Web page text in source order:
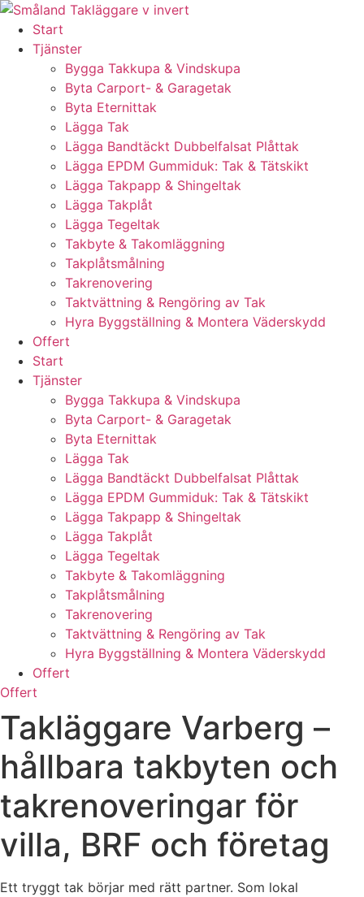
Skip
content
Start
Tjänster
Bygga Takkupa & Vindskupa
Byta Carport- & Garagetak
Byta Eternittak
Lägga Tak
Lägga Bandtäckt Dubbelfalsat Plåttak
Lägga EPDM Gummiduk: Tak & Tätskikt
Lägga Takpapp & Shingeltak
Lägga Takplåt
Lägga Tegeltak
Takbyte & Takomläggning
Takplåtsmålning
Takrenovering
Taktvättning & Rengöring av Tak
Hyra Byggställning & Montera Väderskydd
Offert
Start
Tjänster
Bygga Takkupa & Vindskupa
Byta Carport- & Garagetak
Byta Eternittak
Lägga Tak
Lägga Bandtäckt Dubbelfalsat Plåttak
Lägga EPDM Gummiduk: Tak & Tätskikt
Lägga Takpapp & Shingeltak
Lägga Takplåt
Lägga Tegeltak
Takbyte & Takomläggning
Takplåtsmålning
Takrenovering
Taktvättning & Rengöring av Tak
Hyra Byggställning & Montera Väderskydd
Offert
Offert
Takläggare Varberg –
hållbara takbyten och
takrenoveringar för
villa, BRF och företag
Ett tryggt tak börjar med rätt partner. Som lokal